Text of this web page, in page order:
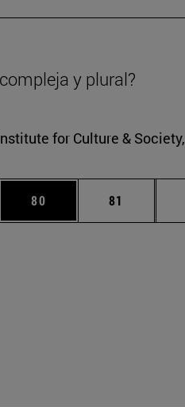
y plural?
for Culture &
Use TAB para desplazarse.
Página
80 Página
81